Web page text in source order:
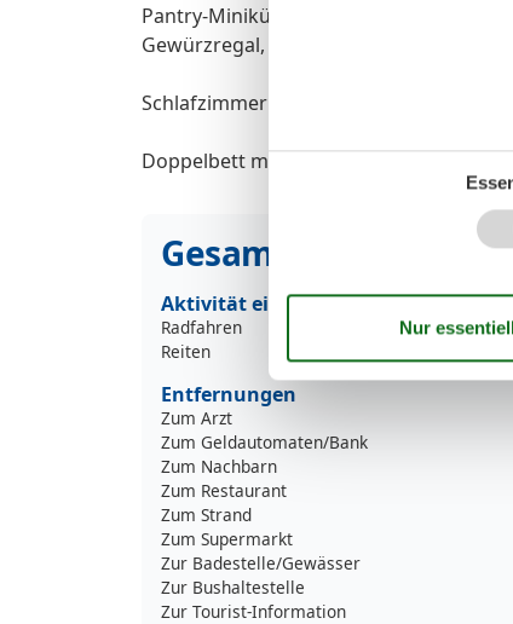
Pantry-Miniküche mit zwei Kochfeldern,
Gewürzregal, elektrischen Geräten wie
Schlafzimmer:
Doppelbett mit 160 x 200,
Gesamte
Aktivität einrichtungen
Radfahren
Reiten
Entfernungen
Zum Arzt
Zum Geldautomaten/Bank
Zum Nachbarn
Zum Restaurant
Zum Strand
Zum Supermarkt
Zur Badestelle/Gewässer
Zur Bushaltestelle
Zur Tourist-Information